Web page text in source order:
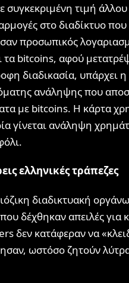
συγκεκριμένη τιμή
στο διαδίκτυο
προσωπικός
bitcoins, αφού
διαδικασία,
ανάληψης που
με bitcoins. Η κάρτα
γίνεται ανάληψη
ελληνικές τράπεζες
διαδικτυακή
που δέχθηκαν απειλές
δεν κατάφεραν να
ωστόσο ζητούν